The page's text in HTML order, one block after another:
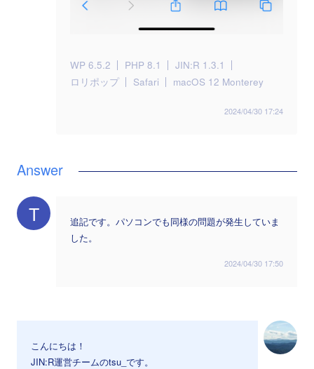
WP 6.5.2 PHP 8.1
JIN:R 1.3.1
ロリポップ
Safari macOS 12 Monterey
2024/04/30 17:24
T
追記です。パソコンでも同様の問題が発生していま
した。
2024/04/30 17:50
こんにちは！
JIN:R運営チームのtsu_です。